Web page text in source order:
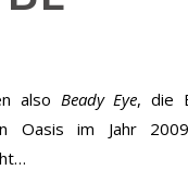
also Beady Eye, die
Oasis im Jahr